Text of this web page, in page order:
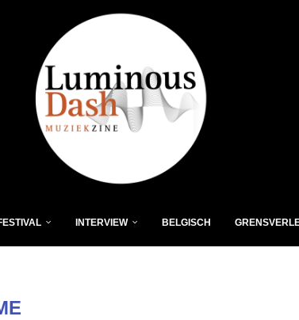
INTERVIEW BELGISCH